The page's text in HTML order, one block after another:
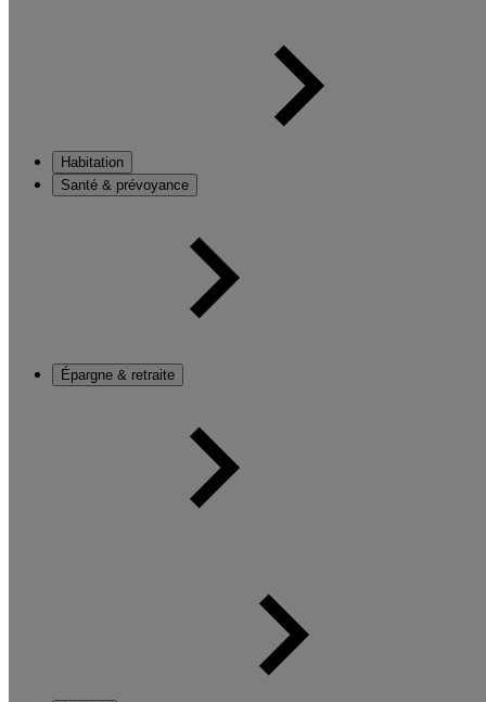
Habitation
Santé & prévoyance
Épargne & retraite